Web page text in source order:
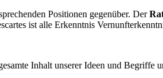
Positionen gegenüber. Der
ist alle Erkenntnis
Inhalt unserer Ideen und Begriffe